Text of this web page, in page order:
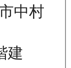
中村
建